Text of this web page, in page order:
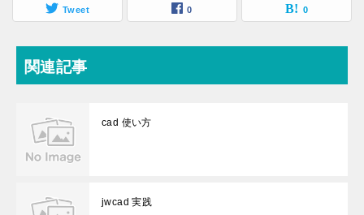
Tweet 0 0
関連記事
cad 使い方
jwcad 実践